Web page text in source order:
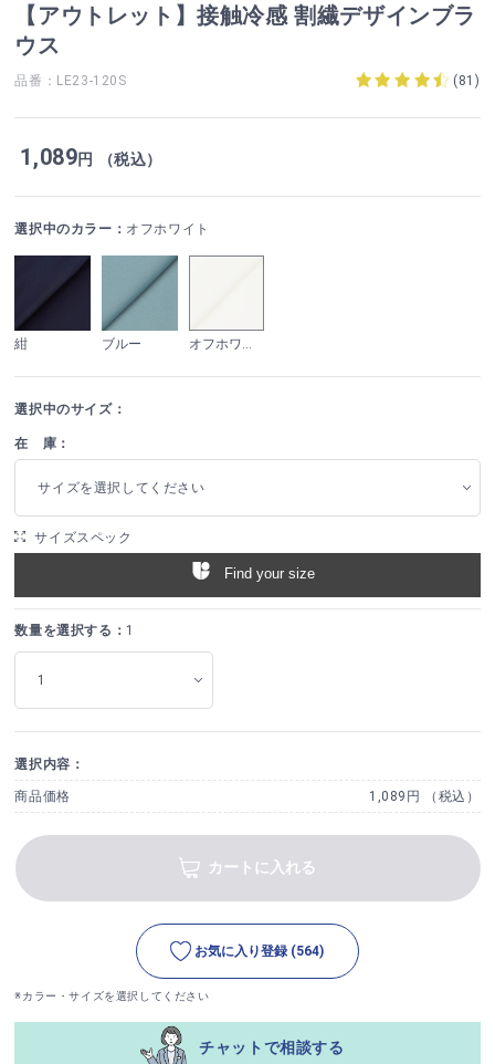
【アウトレット】接触冷感 割繊デザインブラ
ウス
品番：LE23-120S (81 )
1,089円 （税込）
選択中のカラー： オフホワイト
紺 ブルー オフホワイト
選択中のサイズ：
在 庫：
サイズを選択してください
サイズスペック
Find your size
数量を選択する： 1
選択内容：
商品価格 1,089円 （税込）
カートに入れる
お気に入り登録 (564)
※カラー・サイズを選択してください
チャットで相談する